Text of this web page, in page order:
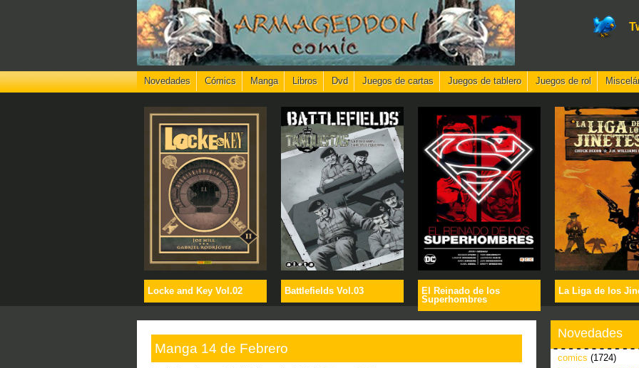
Novedades Cómics Manga Libros Dvd Juegos de cartas Juegos de tablero Juegos de rol
Locke and Key Vol.02 Battlefields Vol.03
El Reinado de los
Superhombres
La Liga de los
Manga 14 de Febrero
Novedades
comics (1724)